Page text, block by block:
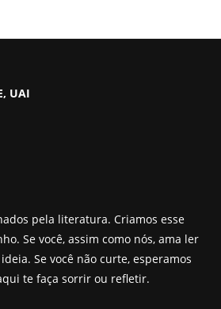
UAI
pela literatura. Criamos esse
Se você, assim como nós, ama ler
Se você não curte, esperamos
te faça sorrir ou refletir.